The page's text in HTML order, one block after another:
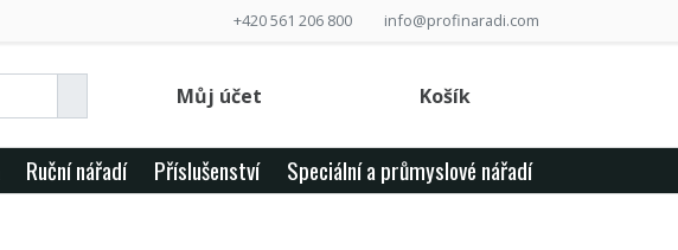
+420 561 206 800 info@profinaradi.com
Můj účet Košík
Ruční nářadí Příslušenství Speciální a průmyslové nářadí